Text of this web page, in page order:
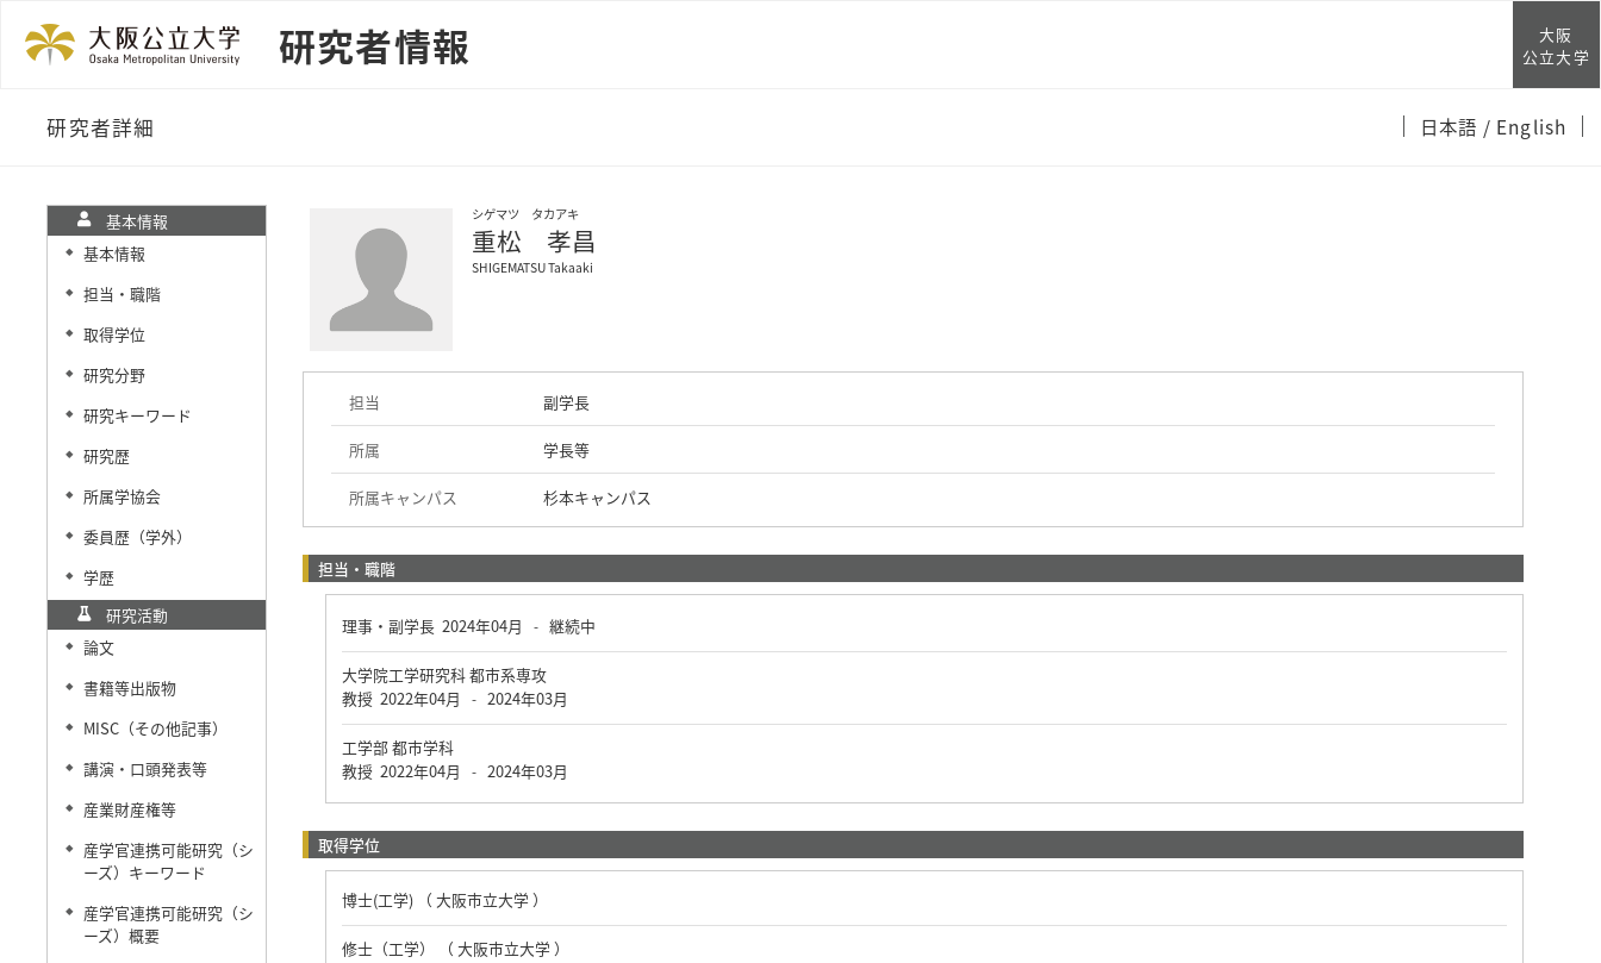
研究者情報
大阪
公立大学
研究者詳細 日本語 / English
基本情報
◆ 基本情報
◆ 担当・職階
◆ 取得学位
◆ 研究分野
◆ 研究キーワード
◆ 研究歴
◆ 所属学協会
◆ 委員歴（学外）
◆
学歴
研究活動
◆ 論文
◆ 書籍等出版物
◆ MISC（その他記事）
◆ 講演・口頭発表等
◆ 産業財産権等
◆
産学官連携可能研究（シ
ーズ）キーワード
◆
産学官連携可能研究（シ
ーズ）概要
シゲマツ タカアキ
重松 孝昌
SHIGEMATSU Takaaki
担当 副学長
所属 学長等
所属キャンパス 杉本キャンパス
担当・職階
理事・副学長 2024年04月 - 継続中
大学院工学研究科 都市系専攻
教授 2022年04月 - 2024年03月
工学部 都市学科
教授 2022年04月 - 2024年03月
取得学位
博士(工学) （ 大阪市立大学 ）
修士（工学） （ 大阪市立大学 ）